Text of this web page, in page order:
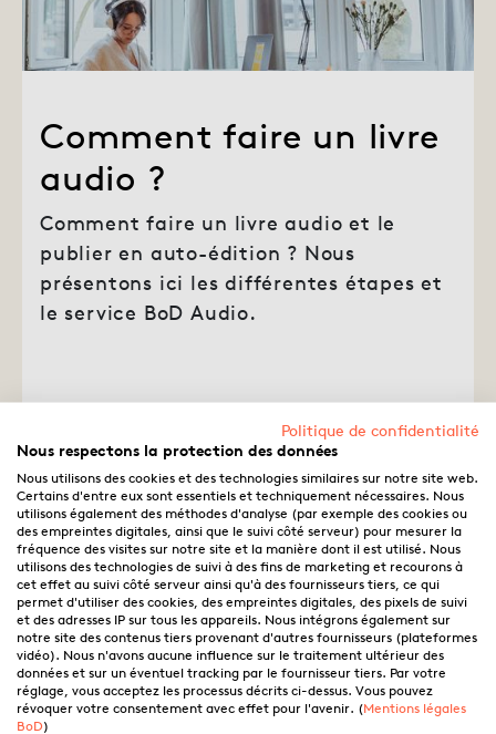
Comment faire un livre
audio ?
Comment faire un livre audio et le
publier en auto-édition ? Nous
présentons ici les différentes étapes et
le service BoD Audio.
Politique de confidentialité
Nous respectons la protection des données
Nous utilisons des cookies et des technologies similaires sur notre site web.
Certains d'entre eux sont essentiels et techniquement nécessaires. Nous
utilisons également des méthodes d'analyse (par exemple des cookies ou
des empreintes digitales, ainsi que le suivi côté serveur) pour mesurer la
fréquence des visites sur notre site et la manière dont il est utilisé. Nous
utilisons des technologies de suivi à des fins de marketing et recourons à
cet effet au suivi côté serveur ainsi qu'à des fournisseurs tiers, ce qui
permet d'utiliser des cookies, des empreintes digitales, des pixels de suivi
et des adresses IP sur tous les appareils. Nous intégrons également sur
notre site des contenus tiers provenant d'autres fournisseurs (plateformes
vidéo). Nous n'avons aucune influence sur le traitement ultérieur des
données et sur un éventuel tracking par le fournisseur tiers. Par votre
réglage, vous acceptez les processus décrits ci-dessus. Vous pouvez
révoquer votre consentement avec effet pour l'avenir. (Mentions légales
BoD)